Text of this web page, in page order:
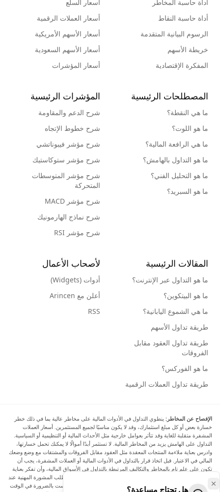
أداة حاسبة المخاطر
أداة حاسبة النقاط
الرسوم البيانية المتقدمة
خريطة الأسهم
المفكرة الإقتصادية
أسعار السلع
أسعار العملات الرقمية
أسعار الأسهم الأمريكية
أسعار الأسهم السعودية
أسعار المؤشرات
المصطلحات الرئيسية
ما هي النقطة؟
ما هو اللوت؟
ما هي الرافعة المالية؟
ما هو التداول بالهامش؟
ما هو التحليل الفني؟
ما هو السبريد؟
المؤشرات الرئيسية
شرح الدعم والمقاومة
شرح خطوط الإتجاه
شرح مؤشر فيبوناتشي
شرح مؤشر ستوكاستيك
شرح مؤشر المتوسطات
المتحركة
شرح مؤشر MACD
شرح نماذج الهارمونيك
شرح مؤشر RSI
المقالات الرئيسية
ما هو التداول عبر الإنترنت؟
ما هو البيتكوين؟
ما هي الشموع اليابانية؟
طريقة تداول الأسهم
طريقة تداول العقود مقابل
الفروقات
ما هو الفوركس؟
طريقة تداول العملات الرقمية
لأصحاب الأعمال
أدوات (Widgets)
أعلن مع Arincen
RSS
الإفصاح عن المخاطر: ينطوي التداول في الأدوات المالية على مخاطر عالية بما في ذلك خطر
خسارة بعض أو كل مبلغ استثمارك، وقد لا يكون مناسبًا لجميع المستثمرين. أسعار العملات
المشفرة متقلبة للغاية وقد تتأثر بعوامل خارجية مثل الأحداث المالية أو التنظيمية أو السياسية.
التداول على الهامش يزيد من المخاطر المالية. لا تستثمر أبدًا أموالًا لا يمكنك تحمل خسارتها،
وادرس بعناية ملاءمة المنتجات المعقدة مثل العقود مقابل الفروقات والمشتقات مع وضع وضعك
المالي في الاعتبار. قبل اتخاذ قرار بالتداول في الأدوات المالية أو العملات المشفرة، يجب أن
تكون على علم تام بالمخاطر والتكاليف المرتبطة بالتداول في الأسواق المالية، وأن تفكر بعناية
في أهدافك الاستثمارية ومستوى خبرتك ورغبتك في المخاطرة، وأن تطلب المشورة المهنية عند
الحاجة. تود Arincen أن تذكرك بأن البيانات الواردة في هذا الموقع ليست بالضرورة في الوقت
هل تحتاج مساعدة؟